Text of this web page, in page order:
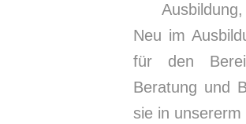
Neu im
für den
Beratung und
sie in unsererm